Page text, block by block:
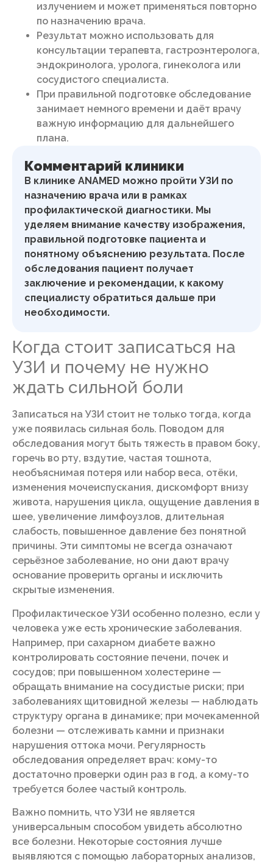
излучением и может применяться повторно
по назначению врача.
Результат можно использовать для
консультации терапевта, гастроэнтеролога,
эндокринолога, уролога, гинеколога или
сосудистого специалиста.
При правильной подготовке обследование
занимает немного времени и даёт врачу
важную информацию для дальнейшего
плана.
Комментарий клиники
В клинике ANAMED можно пройти УЗИ по
назначению врача или в рамках
профилактической диагностики. Мы
уделяем внимание качеству изображения,
правильной подготовке пациента и
понятному объяснению результата. После
обследования пациент получает
заключение и рекомендации, к какому
специалисту обратиться дальше при
необходимости.
Когда стоит записаться на
УЗИ и почему не нужно
ждать сильной боли
Записаться на УЗИ стоит не только тогда, когда
уже появилась сильная боль. Поводом для
обследования могут быть тяжесть в правом боку,
горечь во рту, вздутие, частая тошнота,
необъяснимая потеря или набор веса, отёки,
изменения мочеиспускания, дискомфорт внизу
живота, нарушения цикла, ощущение давления в
шее, увеличение лимфоузлов, длительная
слабость, повышенное давление без понятной
причины. Эти симптомы не всегда означают
серьёзное заболевание, но они дают врачу
основание проверить органы и исключить
скрытые изменения.
Профилактическое УЗИ особенно полезно, если у
человека уже есть хронические заболевания.
Например, при сахарном диабете важно
контролировать состояние печени, почек и
сосудов; при повышенном холестерине —
обращать внимание на сосудистые риски; при
заболеваниях щитовидной железы — наблюдать
структуру органа в динамике; при мочекаменной
болезни — отслеживать камни и признаки
нарушения оттока мочи. Регулярность
обследования определяет врач: кому-то
достаточно проверки один раз в год, а кому-то
требуется более частый контроль.
Важно помнить, что УЗИ не является
универсальным способом увидеть абсолютно
все болезни. Некоторые состояния лучше
выявляются с помощью лабораторных анализов,